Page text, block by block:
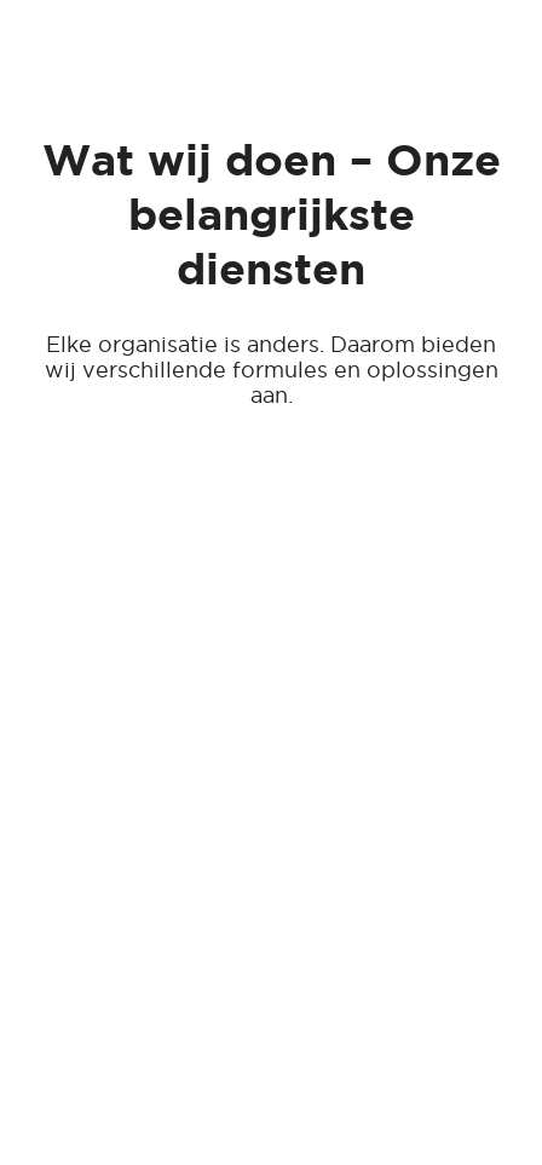
Wat wij doen – Onze
belangrijkste
diensten
Elke organisatie is anders. Daarom bieden
wij verschillende formules en oplossingen
aan.